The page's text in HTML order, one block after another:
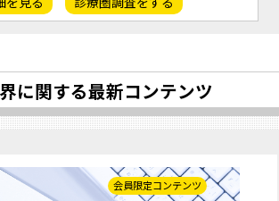
に関する最新コンテンツ
会員限定コンテンツ